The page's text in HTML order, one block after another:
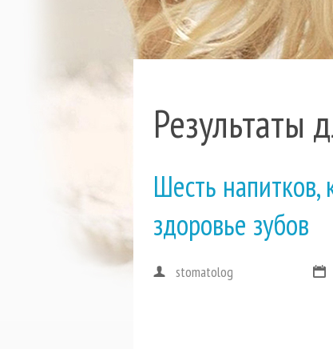
Результаты
Шесть напитков,
здоровье зубов
stomatolog